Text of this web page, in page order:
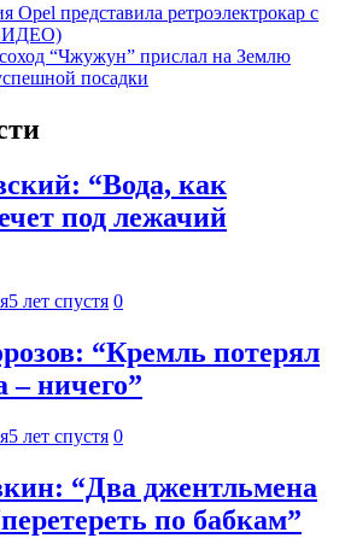
Opel представила ретроэлектрокар с
“Чжужун” прислал на Землю
посадки
“Вода, как
под лежачий
5 лет спустя 0
“Кремль потерял
– ничего”
5 лет спустя 0
“Два джентльмена
по бабкам”